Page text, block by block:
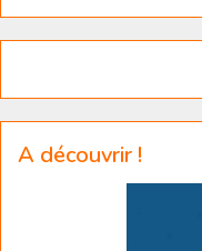
A découvrir !